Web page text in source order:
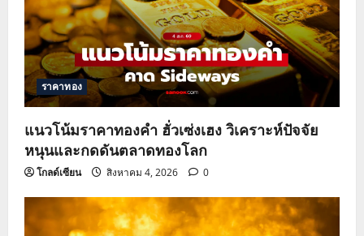
ราคาทอง
แนวโน้มราคาทองคำ ฮั่วเซ่งเฮง วิเคราะห์ปัจจัย
หนุนและกดดันตลาดทองโลก
โกลด์เซียน สิงหาคม 4, 2026 0